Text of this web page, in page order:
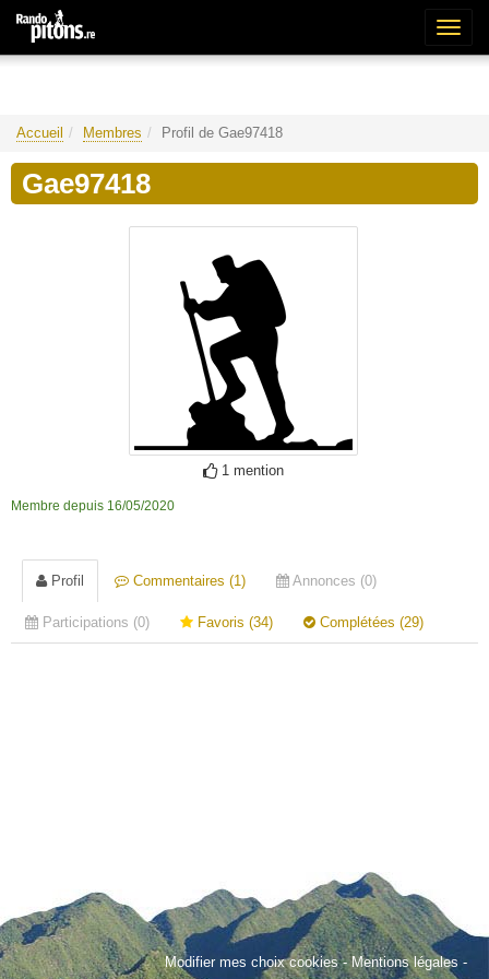
Accueil Membres Profil de Gae97418
Gae97418
1 mention
Membre depuis 16/05/2020
Profil Commentaires (1) Annonces (0)
Participations (0) Favoris (34) Complétées (29)
Modifier mes choix cookies-Mentions légales -